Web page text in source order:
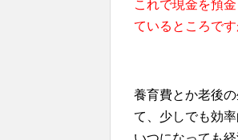
これで現金を預
ているところで
養育費とか老後
て、少しでも効